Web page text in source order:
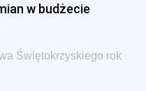
Morskiej i
w budżecie
Świętokrzyskiego rok